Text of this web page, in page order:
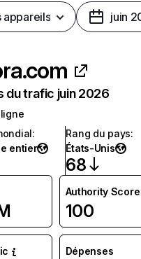
appareils juin
du trafic juin 2026
:
entier
Rang du pays:
États-Unis
68
Authority Score
100
Dépenses